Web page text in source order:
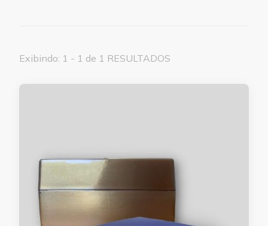
Exibindo: 1 - 1 de 1 RESULTADOS